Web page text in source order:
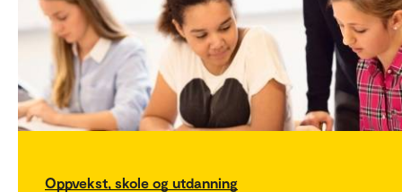
Oppvekst, skole og utdanning